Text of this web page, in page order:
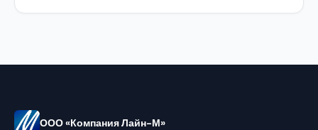
ООО «Компания Лайн-М»